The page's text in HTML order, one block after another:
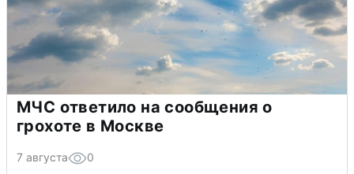
МЧС ответило на сообщения о
грохоте в Москве
7 августа 0